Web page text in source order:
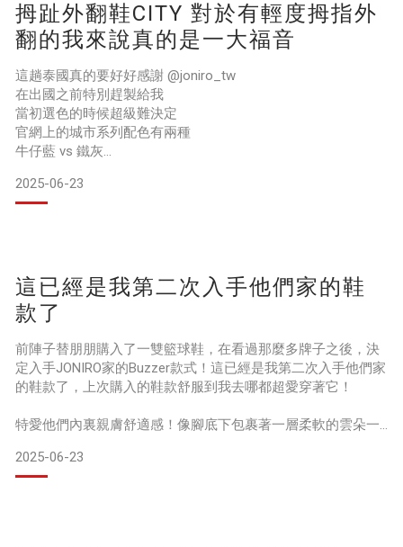
清爽乾爽，而良好的減震回彈功能，可以感受到腳部的全方位
保護，即使長時間行走也不感到疲憊👌
3D寬版的設計完美貼
拇趾外翻鞋CITY 對於有輕度拇指外
翻的我來說真的是一大福音
這趟泰國真的要好好感謝 @joniro_tw
在出國之前特別趕製給我
當初選色的時候超級難決定
官網上的城市系列配色有兩種
牛仔藍 vs 鐵灰
選了比較安全的鐵灰色
實際收到之後比預期中好看很多
整趟泰國走路逛街都很舒服
不會因為每天走上萬步而腳痛
那每天必跑健身房的我
這雙也非常適合穿來運動
可以說是一雙好鞋走遍遍
最好可以準備兩雙替換
讓鞋子也有充分休息的時間
JONRIO鞋都是專屬訂製
2025-06-23
這已經是我第二次入手他們家的鞋
款了
前陣子替朋朋購入了一雙籃球鞋，在看過那麼多牌子之後，決
定入手JONIRO家的Buzzer款式！這已經是我第二次入手他們家
的鞋款了，上次購入的鞋款舒服到我去哪都超愛穿著它！
特愛他們內裏親膚舒適感！像腳底下包裹著一層柔軟的雲朵一
另外高透氣立體鞋面設計，在激烈運動時也能夠維持涼爽舒
適。這對於長時間的運動、走路都很重要‼️
2025-06-23